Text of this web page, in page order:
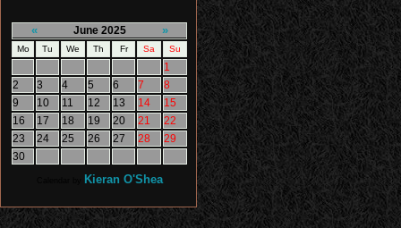
« June 2025 »
Mo Tu We Th Fr Sa Su
1
2
3 4 5 6 7
8
9
10 11 12 13 14
15
16
17 18 19 20 21
22
23
24 25 26 27 28
29
30
Kieran O'Shea